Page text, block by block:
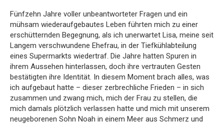
Fünfzehn Jahre voller unbeantworteter Fragen und ein
mühsam wiederaufgebautes Leben führten mich zu einer
erschütternden Begegnung, als ich unerwartet Lisa, meine seit
Langem verschwundene Ehefrau, in der Tiefkühlabteilung
eines Supermarkts wiedertraf. Die Jahre hatten Spuren in
ihrem Aussehen hinterlassen, doch ihre vertrauten Gesten
bestätigten ihre Identität. In diesem Moment brach alles, was
ich aufgebaut hatte – dieser zerbrechliche Frieden – in sich
zusammen und zwang mich, mich der Frau zu stellen, die
mich damals plötzlich verlassen hatte und mich mit unserem
neugeborenen Sohn Noah in einem Meer aus Schmerz und